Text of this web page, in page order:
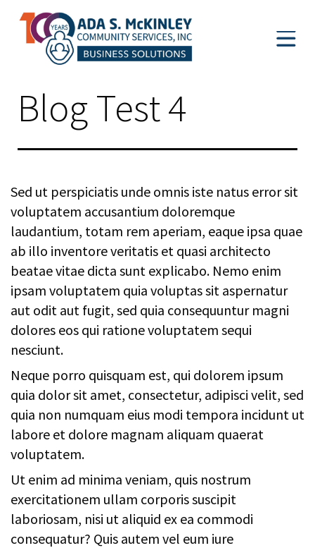
Skip
content
S.
McKinley
About
Services
Contact
Learn More About Our Not-
Blog Test 4
Sed ut perspiciatis unde omnis iste natus error sit
voluptatem accusantium doloremque
laudantium, totam rem aperiam, eaque ipsa quae
ab illo inventore veritatis et quasi architecto
beatae vitae dicta sunt explicabo. Nemo enim
ipsam voluptatem quia voluptas sit aspernatur
aut odit aut fugit, sed quia consequuntur magni
dolores eos qui ratione voluptatem sequi
nesciunt.
Neque porro quisquam est, qui dolorem ipsum
quia dolor sit amet, consectetur, adipisci velit, sed
quia non numquam eius modi tempora incidunt ut
labore et dolore magnam aliquam quaerat
voluptatem.
Ut enim ad minima veniam, quis nostrum
exercitationem ullam corporis suscipit
laboriosam, nisi ut aliquid ex ea commodi
consequatur? Quis autem vel eum iure